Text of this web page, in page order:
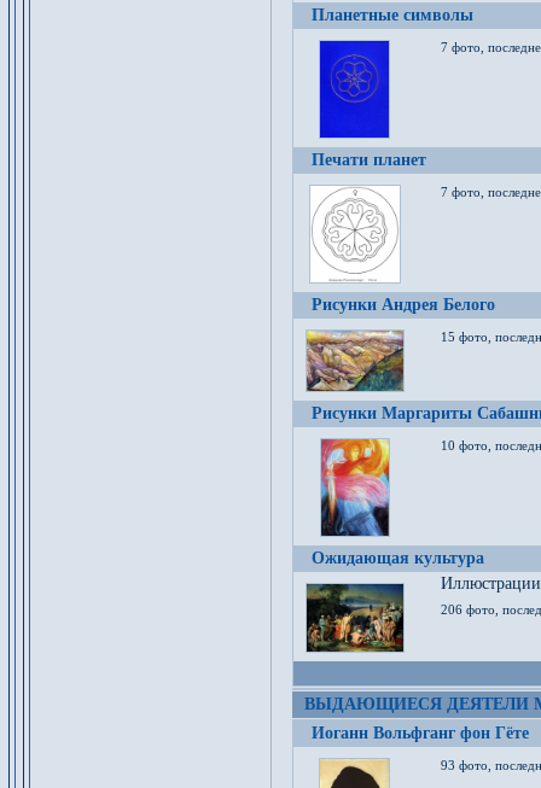
Планетные символы
7 фото,
Печати планет
7 фото,
Рисунки Андрея Белого
15 фото,
Рисунки Маргариты
10 фото,
Ожидающая культура
206 фото,
ВЫДАЮЩИЕСЯ ДЕЯТЕЛИ
Иоганн Вольфганг фон Гёте
93 фото,